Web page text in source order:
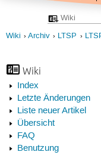
Wiki Archiv LTSP
Wiki
Index
Letzte Änderungen
Liste neuer Artikel
Übersicht
FAQ
Benutzung